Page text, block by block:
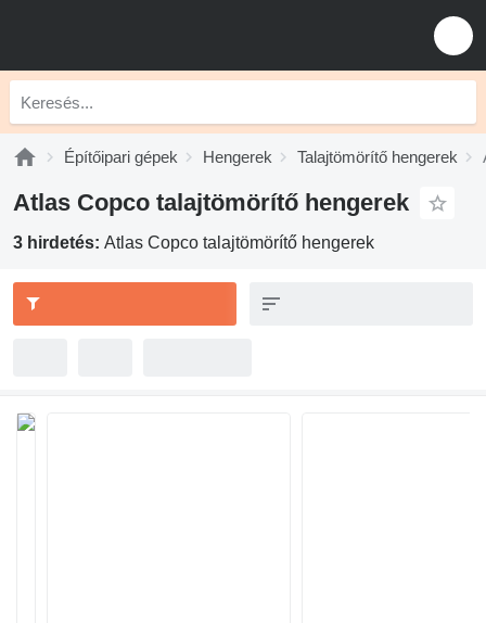
Építőipari gépek Hengerek Talajtömörítő hengerek
Atlas Copco talajtömörítő hengerek
3 hirdetés: Atlas Copco talajtömörítő hengerek